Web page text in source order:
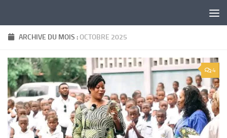
ARCHIVE DU MOIS :OCTOBRE 2025
4